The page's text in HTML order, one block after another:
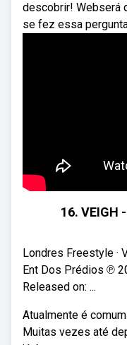
descobrir! Webserá
se fez essa
16. VEIGH
Londres Freestyle ·
Ent Dos Prédios ℗
Released on: ...
Atualmente é
Muitas vezes até